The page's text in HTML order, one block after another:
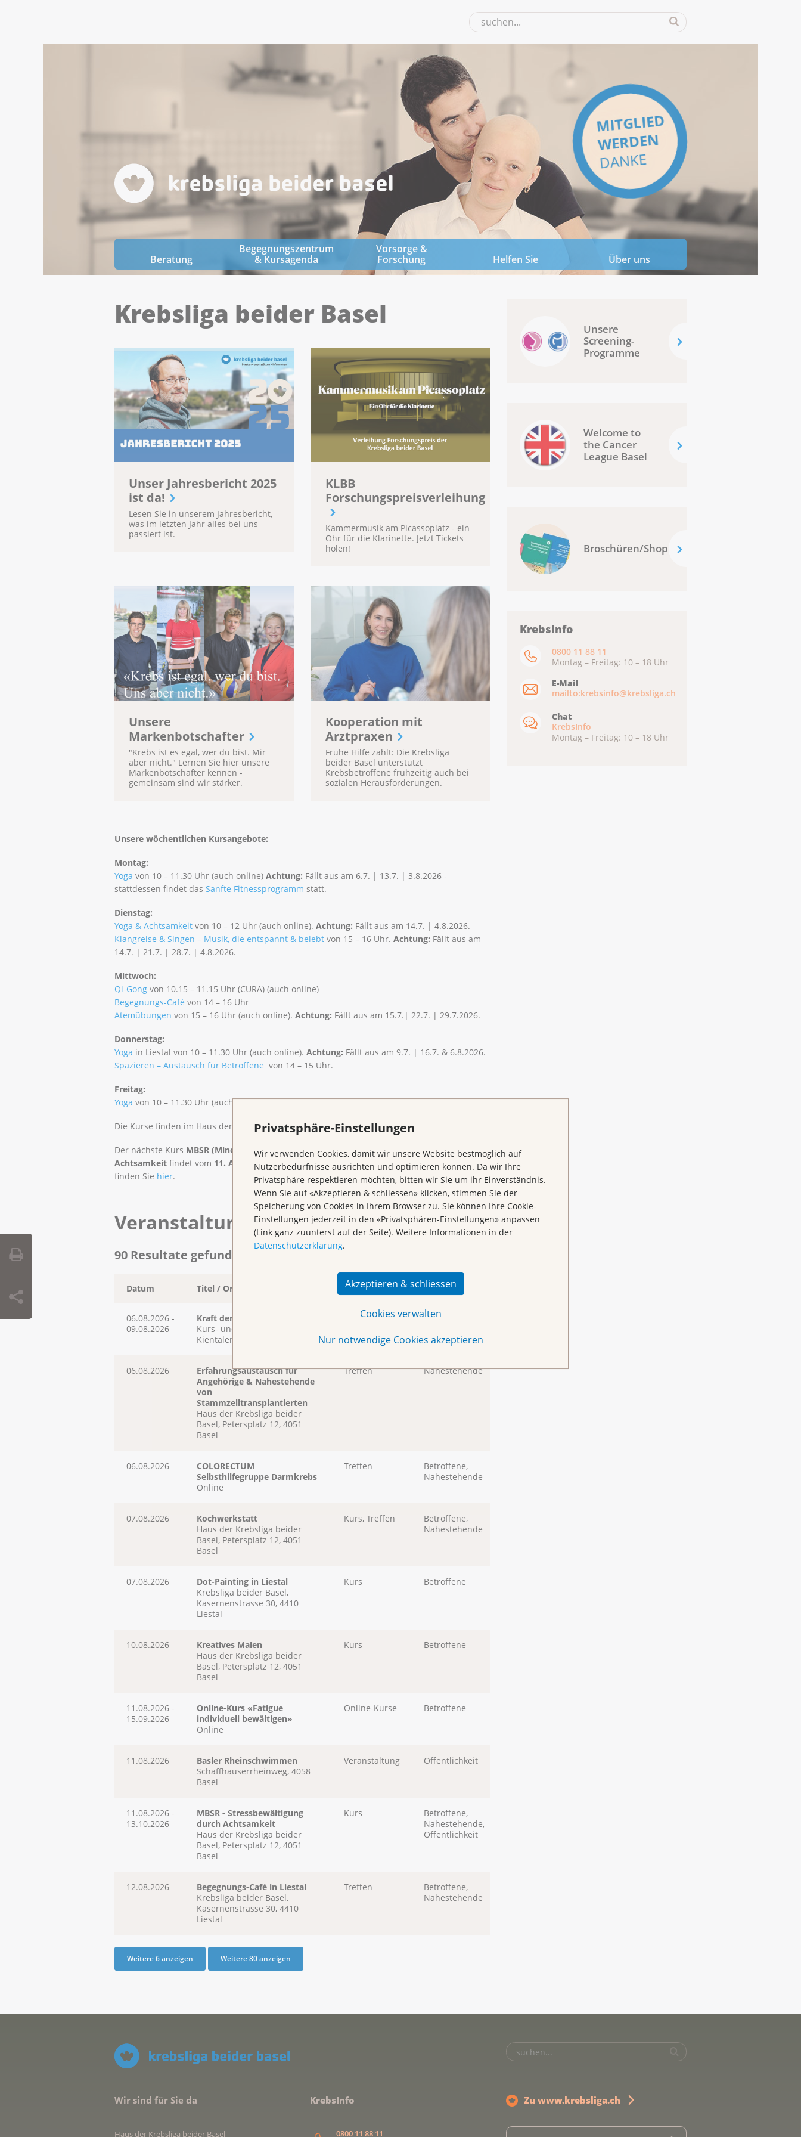
Privatsphäre-Einstellungen
Wir verwenden Cookies, damit wir unsere Website bestmöglich auf
Nutzerbedürfnisse ausrichten und optimieren können. Da wir Ihre
Privatsphäre respektieren möchten, bitten wir Sie um ihr Einverständnis.
Wenn Sie auf «Akzeptieren & schliessen» klicken, stimmen Sie der
Speicherung von Cookies in Ihrem Browser zu. Sie können Ihre Cookie-
Einstellungen jederzeit in den «Privatsphären-Einstellungen» anpassen
(Link ganz zuunterst auf der Seite). Weitere Informationen in der
Datenschutzerklärung.
Akzeptieren & schliessen
Cookies verwalten
Nur notwendige Cookies akzeptieren
MITGLIED
WERDEN
DANKE
Beratung
Begegnungszentrum
& Kursagenda
Vorsorge &
Forschung
Helfen Sie Über uns
Krebsliga beider Basel
Unser Jahresbericht 2025
ist da!
Lesen Sie in unserem Jahresbericht,
was im letzten Jahr alles bei uns
passiert ist.
KLBB
Forschungspreisverleihung
Kammermusik am Picassoplatz - ein
Ohr für die Klarinette. Jetzt Tickets
holen!
Unsere
Markenbotschafter
"Krebs ist es egal, wer du bist. Mir
aber nicht." Lernen Sie hier unsere
Markenbotschafter kennen -
gemeinsam sind wir stärker.
Kooperation mit
Arztpraxen
Frühe Hilfe zählt: Die Krebsliga
beider Basel unterstützt
Krebsbetroffene frühzeitig auch bei
sozialen Herausforderungen.
Unsere wöchentlichen Kursangebote:
Montag:
Yoga von 10 – 11.30 Uhr (auch online) Achtung: Fällt aus am 6.7. | 13.7. | 3.8.2026 -
stattdessen findet das Sanfte Fitnessprogramm statt.
Dienstag:
Yoga & Achtsamkeit von 10 – 12 Uhr (auch online). Achtung: Fällt aus am 14.7. | 4.8.2026.
Klangreise & Singen – Musik, die entspannt & belebt von 15 – 16 Uhr. Achtung: Fällt aus am
14.7. | 21.7. | 28.7. | 4.8.2026.
Mittwoch:
Qi-Gong von 10.15 – 11.15 Uhr (CURA) (auch online)
Begegnungs-Café von 14 – 16 Uhr
Atemübungen von 15 – 16 Uhr (auch online). Achtung: Fällt aus am 15.7.| 22.7. | 29.7.2026.
Donnerstag:
Yoga in Liestal von 10 – 11.30 Uhr (auch online). Achtung: Fällt aus am 9.7. | 16.7. & 6.8.2026.
Spazieren – Austausch für Betroffene von 14 – 15 Uhr.
Freitag:
Yoga von 10 – 11.30 Uhr (auch online).Achtung:Fällt aus am 10.7. | 17.7. | 7.8.2026.
Die Kurse finden im Haus der Krebsliga in Basel statt, wenn nicht anders angegeben.
Der nächste Kurs MBSR (Mindfulness Based Stress Reduction) - Stressbewältigung durch
Achtsamkeit findet vom 11. August – 13. Oktober 2026statt. Mehr Informationen zum Kurs
finden Sie hier.
Veranstaltungen & Kurse
90 Resultate gefunden
Datum Titel / Ort Kategorie Zielgruppe
06.08.2026 -
09.08.2026
Kraft der Natur
Kurs- und Seminarhotel
Kientalerhof AG in Kiental (BE)
Kurs Betroffene
06.08.2026
Erfahrungsaustausch für
Angehörige & Nahestehende
von
Stammzelltransplantierten
Haus der Krebsliga beider
Basel, Petersplatz 12, 4051
Basel
Treffen Nahestehende
06.08.2026
COLORECTUM
Selbsthilfegruppe Darmkrebs
Online
Treffen
Betroffene,
Nahestehende
07.08.2026
Kochwerkstatt
Haus der Krebsliga beider
Basel, Petersplatz 12, 4051
Basel
Kurs, Treffen
Betroffene,
Nahestehende
07.08.2026
Dot-Painting in Liestal
Krebsliga beider Basel,
Kasernenstrasse 30, 4410
Liestal
Kurs Betroffene
10.08.2026
Kreatives Malen
Haus der Krebsliga beider
Basel, Petersplatz 12, 4051
Basel
Kurs Betroffene
11.08.2026 -
15.09.2026
Online-Kurs «Fatigue
individuell bewältigen»
Online
Online-Kurse Betroffene
11.08.2026
Basler Rheinschwimmen
Schaffhauserrheinweg, 4058
Basel
Veranstaltung Öffentlichkeit
11.08.2026 -
13.10.2026
MBSR - Stressbewältigung
durch Achtsamkeit
Haus der Krebsliga beider
Basel, Petersplatz 12, 4051
Basel
Kurs
Betroffene,
Nahestehende,
Öffentlichkeit
12.08.2026
Begegnungs-Café in Liestal
Krebsliga beider Basel,
Kasernenstrasse 30, 4410
Liestal
Treffen
Betroffene,
Nahestehende
Weitere 6 anzeigen Weitere 80 anzeigen
Unsere
Screening-
Programme
Welcome to
the Cancer
League Basel
Broschüren/Shop
KrebsInfo
0800 11 88 11
Montag – Freitag: 10 – 18 Uhr
E-Mail
mailto:krebsinfo@krebsliga.ch
Chat
KrebsInfo
Montag – Freitag: 10 – 18 Uhr
Wir sind für Sie da
Haus der Krebsliga beider Basel
KrebsInfo
0800 11 88 11
Zu www.krebsliga.ch